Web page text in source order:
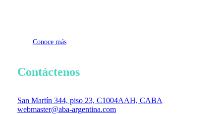
Conoce más
Contáctenos
San Martín 344, piso 23, C1004AAH, CABA
webmaster@aba-argentina.com